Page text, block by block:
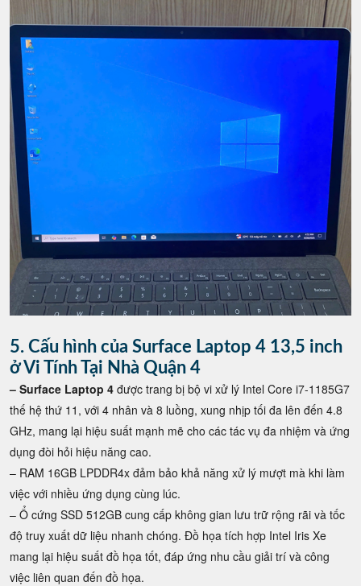
5. Cấu hình của Surface Laptop 4 13,5 inch
ở Vi Tính Tại Nhà Quận 4
– Surface Laptop 4 được trang bị bộ vi xử lý Intel Core i7-1185G7
thế hệ thứ 11, với 4 nhân và 8 luồng, xung nhịp tối đa lên đến 4.8
GHz, mang lại hiệu suất mạnh mẽ cho các tác vụ đa nhiệm và ứng
dụng đòi hỏi hiệu năng cao.
– RAM 16GB LPDDR4x đảm bảo khả năng xử lý mượt mà khi làm
việc với nhiều ứng dụng cùng lúc.
– Ổ cứng SSD 512GB cung cấp không gian lưu trữ rộng rãi và tốc
độ truy xuất dữ liệu nhanh chóng. Đồ họa tích hợp Intel Iris Xe
mang lại hiệu suất đồ họa tốt, đáp ứng nhu cầu giải trí và công
việc liên quan đến đồ họa.